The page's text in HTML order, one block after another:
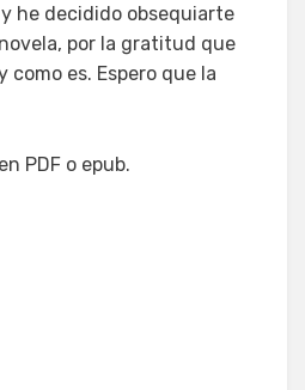
he decidido obsequiarte
por la gratitud que
es. Espero que la
PDF o epub.